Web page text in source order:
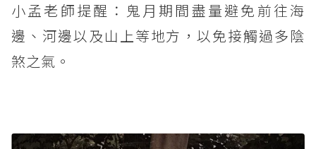
小孟老師提醒：鬼月期間盡量避免前往海
邊、河邊以及山上等地方，以免接觸過多陰
煞之氣。